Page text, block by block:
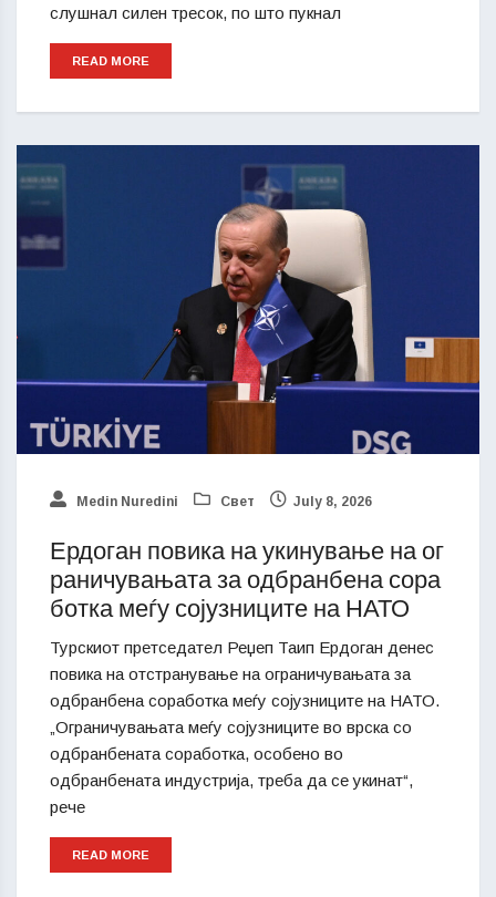
слушнал силен тресок, по што пукнал
READ MORE
Medin Nuredini Свет July 8, 2026
Ердоган повика на укинување на ог
раничувањата за одбранбена сора
ботка меѓу сојузниците на НАТО
Турскиот претседател Реџеп Таип Ердоган денес
повика на отстранување на ограничувањата за
одбранбена соработка меѓу сојузниците на НАТО.
„Ограничувањата меѓу сојузниците во врска со
одбранбената соработка, особено во
одбранбената индустрија, треба да се укинат“,
рече
READ MORE